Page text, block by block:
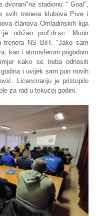
dvorani"na stadionu " Goal",
svih trenera klubova Prve i
članova Omladinskih liga
održao prof.dr.sc. Munir
trenera NS BiH. "Jako sam
kao i atmosferom prigodom
kako se treba odnositi
i uvijek sam pun novih
Licenciranju je pristupilo
za rad u tekućoj godini.